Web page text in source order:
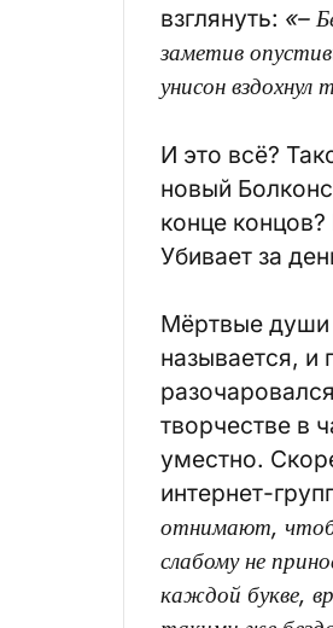
взглянуть: «–
заметив
унисон
И это всё?
новый
конце
Убивает за
Мёртвые души
называется, и
творчестве в
уместно.
интернет-
отнимают,
слабому не
каждой букве,